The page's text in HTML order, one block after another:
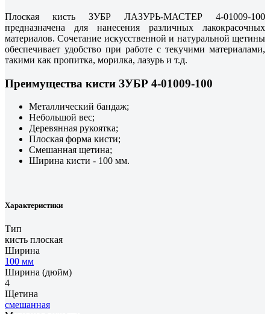
Плоская кисть ЗУБР ЛАЗУРЬ-МАСТЕР 4-01009-100
предназначена для нанесения различных лакокрасочных
материалов. Сочетание искусственной и натуральной щетины
обеспечивает удобство при работе с текучими материалами,
такими как пропитка, морилка, лазурь и т.д.
Преимущества кисти ЗУБР 4-01009-100
Металлический бандаж;
Небольшой вес;
Деревянная рукоятка;
Плоская форма кисти;
Смешанная щетина;
Ширина кисти - 100 мм.
Характеристики
Тип
кисть плоская
Ширина
100 мм
Ширина (дюйм)
4
Щетина
смешанная